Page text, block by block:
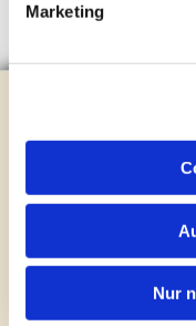
Marketing
Nur
Evangelische
Newsletter
Gemeinde- und